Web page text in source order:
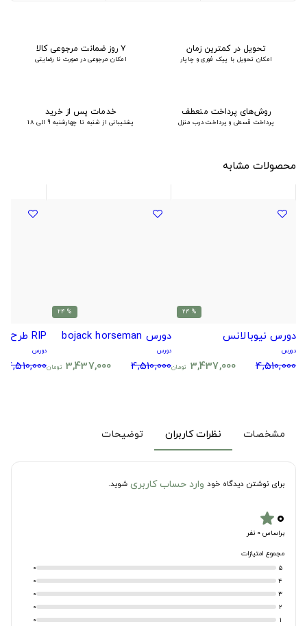
تحویل در کمترین زمان
امکان تحویل با پیک فوری و چاپار
۷ روز ضمانت مرجوعی کالا
امکان مرجوعی در صورت نا رضایتی
روش‌های پرداخت منعطف
پرداخت قسطی و پرداخت درب منزل
خدمات پس از خرید
پشتیبانی از شنبه تا چهارشنبه 9 الی 18
محصولات مشابه
% 24
دورس نیوبالانس
دورس
4,510,000
3,437,000 تومان
% 24
دورس bojack horseman
دورس
4,510,000
3,437,000 تومان
RIP طرح آغاز شب ابدی!
دورس
4,510,000
مشخصات نظرات کاربران توضیحات
برای نوشتن دیدگاه خود وارد حساب کاربری شوید.
۰star
براساس 0 نفر
مجموع امتیازات
5
0
4
0
3
0
2
0
1
0